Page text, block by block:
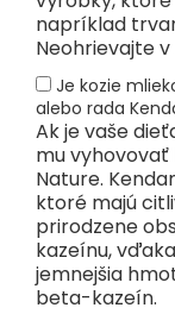
napríklad
Neohrievajte
Je kozie
alebo rada
Ak je vaše
mu vyhovovať
Nature.
ktoré majú
prirodzene
kazeínu,
jemnejšia
beta-kazeín.